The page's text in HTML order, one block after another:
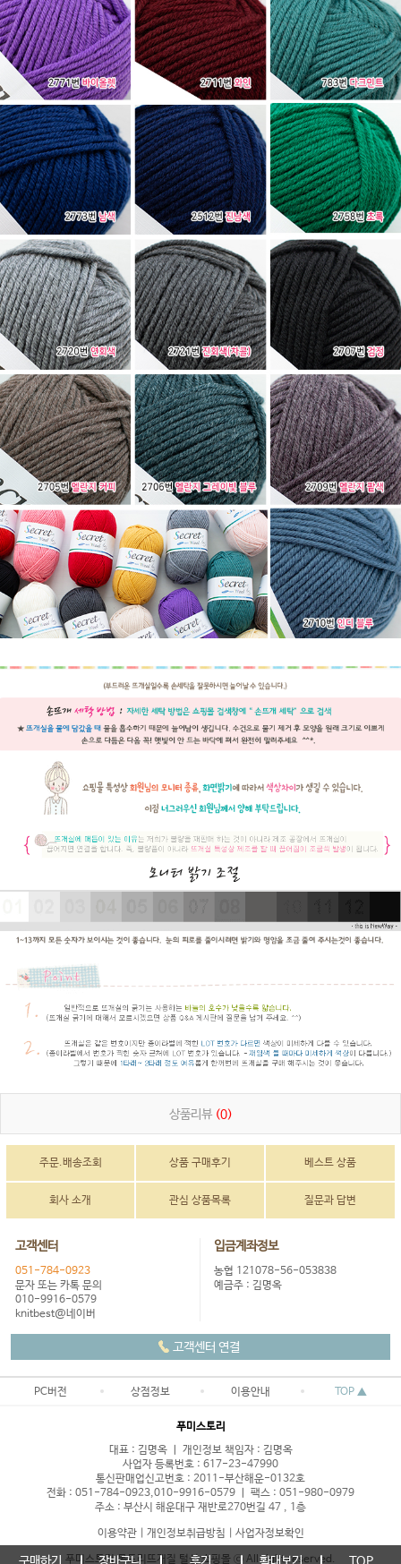
상품리뷰 (0)
주문.배송조회 상품 구매후기 베스트 상품
회사 소개 관심 상품목록 질문과 답변
고객센터
051-784-0923
문자 또는 카톡 문의
010-9916-0579
knitbest@네이버
입금계좌정보
농협 121078-56-053838
예금주 : 김명옥
고객센터 연결
PC버전 상점정보 이용안내 TOP ▲
푸미스토리
대표 : 김명옥 ㅣ 개인정보 책임자 : 김명옥
사업자 등록번호 : 617-23-47990
통신판매업신고번호 : 2011-부산해운-0132호
전화 : 051-784-0923,010-9916-0579 ㅣ 팩스 : 051-980-0979
주소 : 부산시 해운대구 재반로270번길 47 , 1층
이용약관| 개인정보취급방침 사업자정보확인
푸미스토리 목도리뜨개질 털실 쇼핑몰 ⓒ All right reserved.